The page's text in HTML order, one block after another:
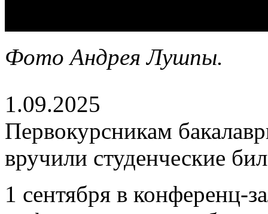
Фото Андрея Лушпы.
1.09.2025
Первокурсникам
вручили студенческие
1 сентября в конференц-